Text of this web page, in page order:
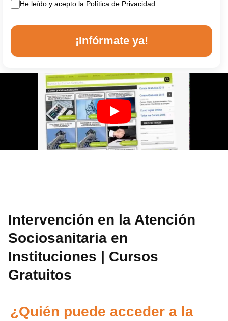
He leído y acepto la Política de Privacidad
¡Infórmate ya!
Intervención en la Atención
Sociosanitaria en
Instituciones | Cursos
Gratuitos
¿Quién puede acceder a la